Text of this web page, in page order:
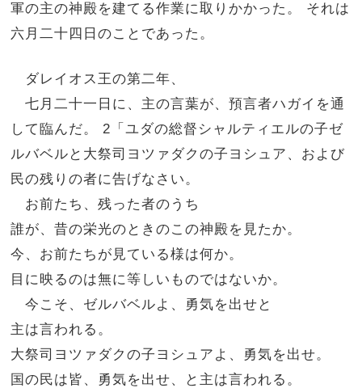
軍の主の神殿を建てる作業に取りかかった。 それは
六月二十四日のことであった。
ダレイオス王の第二年、
七月二十一日に、主の言葉が、預言者ハガイを通
して臨んだ。 2「ユダの総督シャルティエルの子ゼ
ルバベルと大祭司ヨツァダクの子ヨシュア、および
民の残りの者に告げなさい。
お前たち、残った者のうち
誰が、昔の栄光のときのこの神殿を見たか。
今、お前たちが見ている様は何か。
目に映るのは無に等しいものではないか。
今こそ、ゼルバベルよ、勇気を出せと
主は言われる。
大祭司ヨツァダクの子ヨシュアよ、勇気を出せ。
国の民は皆、勇気を出せ、と主は言われる。